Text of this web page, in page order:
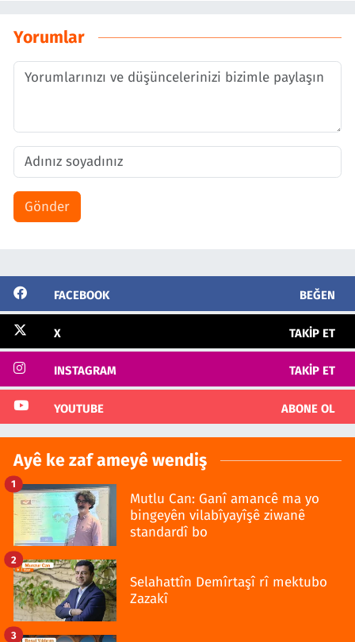
Yorumlar
Gönder
FACEBOOK BEĞEN
X TAKIP ET
INSTAGRAM TAKIP ET
YOUTUBE ABONE OL
Ayê ke zaf ameyê wendiş
Mutlu Can: Ganî amancê ma yo
bingeyên vilabîyayîşê ziwanê
standardî bo
1
Selahattîn Demîrtaşî rî mektubo
Zazakî
2
3